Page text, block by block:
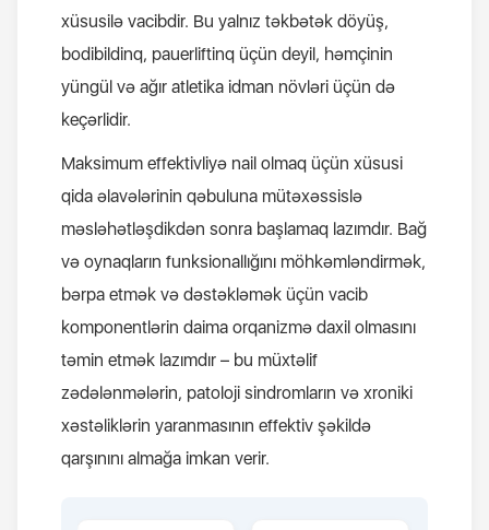
xüsusilə vacibdir. Bu yalnız təkbətək döyüş,
bodibildinq, pauerliftinq üçün deyil, həmçinin
yüngül və ağır atletika idman növləri üçün də
keçərlidir.
Maksimum effektivliyə nail olmaq üçün xüsusi
qida əlavələrinin qəbuluna mütəxəssislə
məsləhətləşdikdən sonra başlamaq lazımdır. Bağ
və oynaqların funksionallığını möhkəmləndirmək,
bərpa etmək və dəstəkləmək üçün vacib
komponentlərin daima orqanizmə daxil olmasını
təmin etmək lazımdır – bu müxtəlif
zədələnmələrin, patoloji sindromların və xroniki
xəstəliklərin yaranmasının effektiv şəkildə
qarşınını almağa imkan verir.